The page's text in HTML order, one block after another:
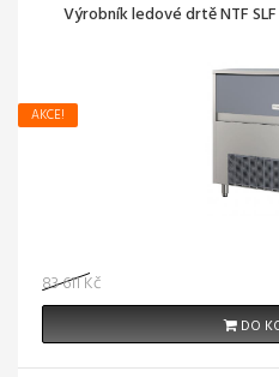
Výrobník ledové drtě NTF
AKCE!
83 611 Kč
DO